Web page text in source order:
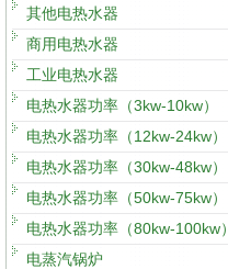
其他电热水器
商用电热水器
工业电热水器
电热水器功率（3kw-10kw）
电热水器功率（12kw-24kw）
电热水器功率（30kw-48kw）
电热水器功率（50kw-75kw）
电热水器功率（80kw-100kw）
电蒸汽锅炉